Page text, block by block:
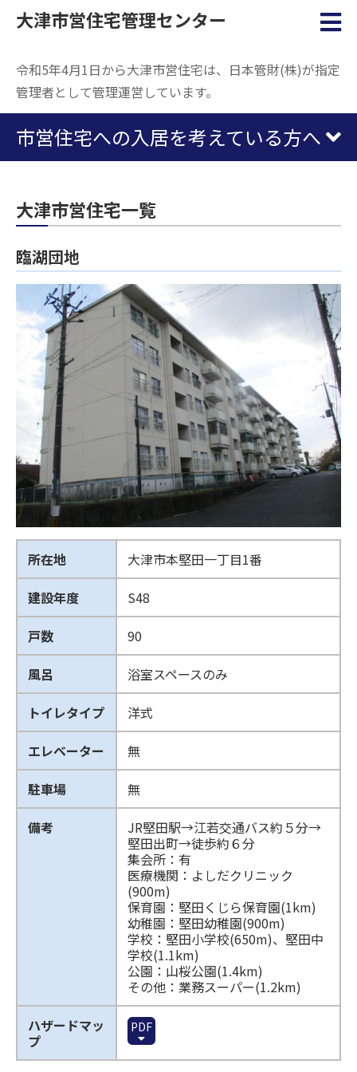
大津市営住宅管理センター
令和5年4月1日から大津市営住宅は、日本管財(株)が指定
管理者として管理運営しています。
市営住宅への入居を考えている方へ
大津市営住宅一覧
臨湖団地
所在地
大津市本堅田一丁目1番
建設年度
S48
戸数
90
風呂
浴室スペースのみ
トイレタイプ
洋式
エレベーター
無
駐車場
無
備考
JR堅田駅→江若交通バス約５分→
堅田出町→徒歩約６分
集会所：有
医療機関：よしだクリニック
(900m)
保育園：堅田くじら保育園(1km)
幼稚園：堅田幼稚園(900m)
学校：堅田小学校(650m)、堅田中
学校(1.1km)
公園：山桜公園(1.4km)
その他：業務スーパー(1.2km)
ハザードマッ
プ
PDF